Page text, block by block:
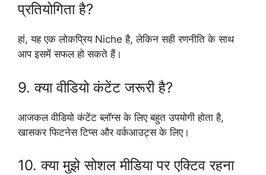
प्रतियोगिता है?
हां, यह एक लोकप्रिय Niche है, लेकिन सही रणनीति के साथ
आप इसमें सफल हो सकते हैं।
9. क्या वीडियो कंटेंट जरूरी है?
आजकल वीडियो कंटेंट ब्लॉग्स के लिए बहुत उपयोगी होता है,
खासकर फिटनेस टिप्स और वर्कआउट्स के लिए।
10. क्या मुझे सोशल मीडिया पर एक्टिव रहना